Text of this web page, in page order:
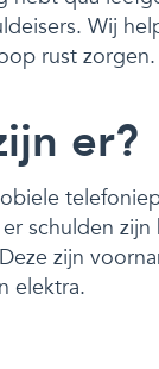
Wij
rust zorgen.
er?
schulden
zijn
elektra.